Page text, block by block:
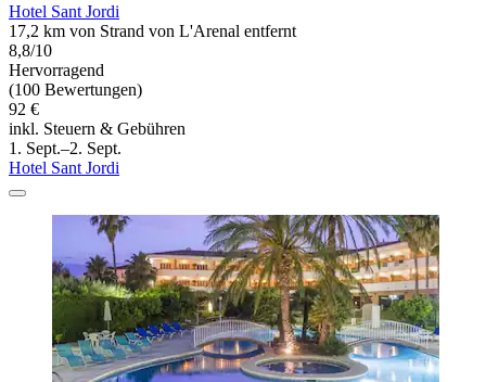
Hotel Sant Jordi
17,2 km von Strand von L'Arenal entfernt
8,8/10
Hervorragend
(100 Bewertungen)
92 €
inkl. Steuern & Gebühren
1. Sept.–2. Sept.
Hotel Sant Jordi